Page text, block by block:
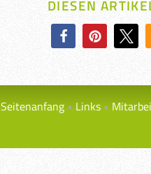
DIESEN
Seitenanfang Links